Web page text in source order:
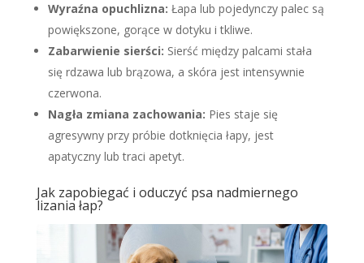
Wyraźna opuchlizna: Łapa lub pojedynczy palec są
powiększone, gorące w dotyku i tkliwe.
Zabarwienie sierści: Sierść między palcami stała
się rdzawa lub brązowa, a skóra jest intensywnie
czerwona.
Nagła zmiana zachowania: Pies staje się
agresywny przy próbie dotknięcia łapy, jest
apatyczny lub traci apetyt.
Jak zapobiegać i oduczyć psa nadmiernego
lizania łap?